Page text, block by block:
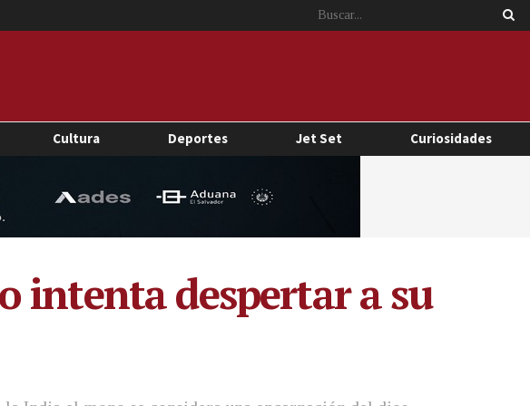
Cultura Deportes Jet Set Curiosidades
intenta despertar a su